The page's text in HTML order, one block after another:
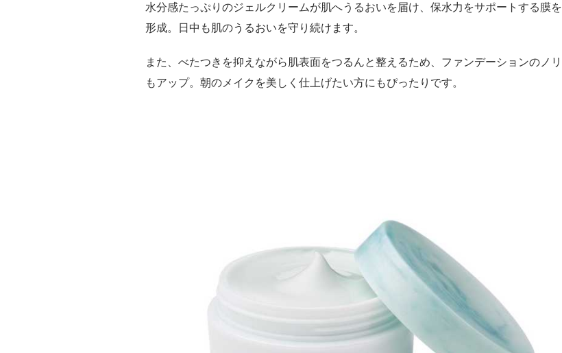
水分感たっぷりのジェルクリームが肌へうるおいを届け、保水力をサポートする膜を
形成。日中も肌のうるおいを守り続けます。
また、べたつきを抑えながら肌表面をつるんと整えるため、ファンデーションのノリ
もアップ。朝のメイクを美しく仕上げたい方にもぴったりです。